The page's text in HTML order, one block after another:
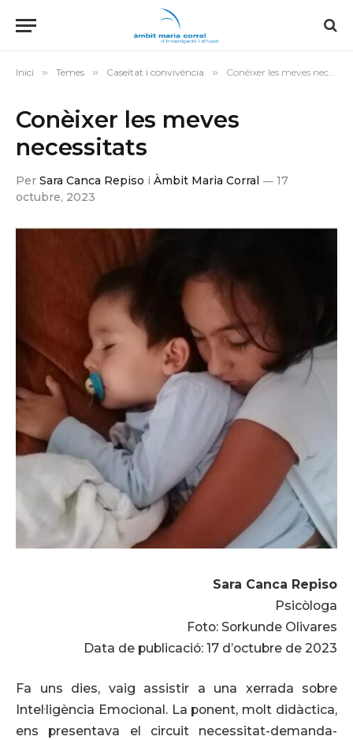
Inici » Temes » Caseitat i convivència » Conèixer les meves necessitats
Conèixer les meves
necessitats
Per Sara Canca Repiso i Àmbit Maria Corral
17
octubre, 2023
Sara Canca Repiso
Psicòloga
Foto: Sorkunde Olivares
Data de publicació: 17 d’octubre de 2023
Fa uns dies, vaig assistir a una xerrada sobre
Intel·ligència Emocional. La ponent, molt didàctica,
ens presentava el circuit necessitat-demanda-